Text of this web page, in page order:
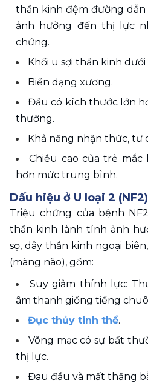
thần kinh đệm đường
ảnh hưởng đến thị lực
chứng.
Khối u sợi thần kinh
Biến dạng xương.
Đầu có kích thước lớn
thường.
Khả năng nhận thức, tư
Chiều cao của trẻ
hơn mức trung bình.
Dấu hiệu ở U loại 2 (NF2)
Triệu chứng của bệnh
thần kinh lành tính ảnh
sọ, dây thần kinh ngoại
(màng não), gồm:
Suy giảm thính lực:
âm thanh giống tiếng
Đục thủy tinh thể.
Võng mạc có sự bất
thị lực.
Đau đầu và mất thăng